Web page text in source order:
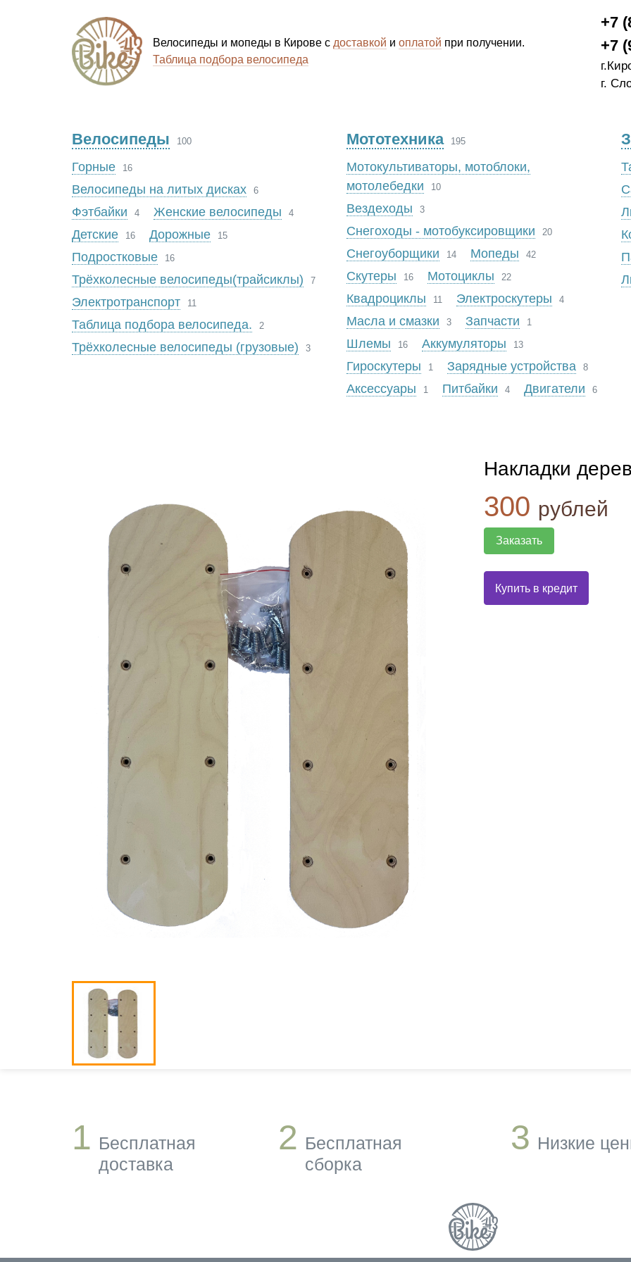
Велосипеды и мопеды в Кирове с доставкой и оплатой при получении.
Таблица подбора велосипеда
+7
+7
г.
Велосипеды 100
Горные 16
Велосипеды на литых дисках 6
Фэтбайки 4 Женские велосипеды 4
Детские 16 Дорожные 15
Подростковые 16
Трёхколесные велосипеды(трайсиклы) 7
Электротранспорт 11
Таблица подбора велосипеда. 2
Трёхколесные велосипеды (грузовые) 3
Мототехника 195
Мотокультиваторы, мотоблоки,
мотолебедки
10
Вездеходы 3
Снегоходы - мотобуксировщики 20
Снегоуборщики 14 Мопеды 42
Скутеры 16 Мотоциклы 22
Квадроциклы 11 Электроскутеры 4
Масла и смазки 3 Запчасти 1
Шлемы 16 Аккумуляторы 13
Гироскутеры 1 Зарядные устройства 8
Аксесcуары 1 Питбайки 4 Двигатели 6
Накладки
300 рублей
Заказать
1 Бесплатная
доставка
2 Бесплатная
сборка
3 Низкие